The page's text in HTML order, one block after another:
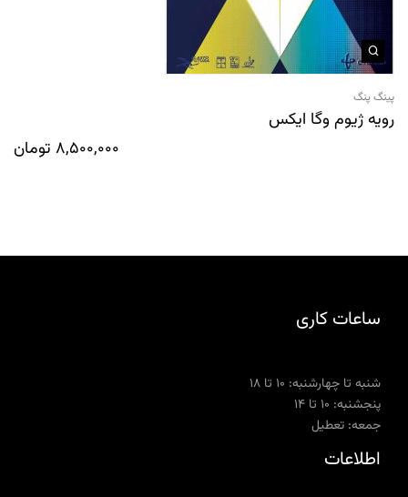
پینگ پنگ
رویه ژیوم وگا ایکس
8,500,000 تومان
ساعات کاری
شنبه تا چهارشنبه: ۱۰ تا ۱۸
پنجشنبه: ۱۰ تا ۱۴
جمعه: تعطیل
اطلاعات